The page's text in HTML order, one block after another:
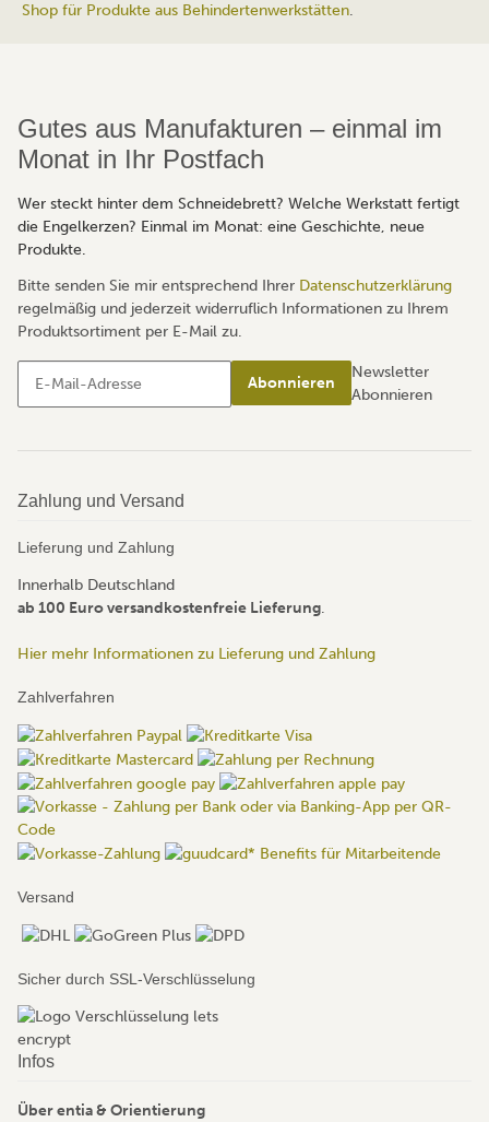
Shop für Produkte aus Behindertenwerkstätten.
Gutes aus Manufakturen – einmal im
Monat in Ihr Postfach
Wer steckt hinter dem Schneidebrett? Welche Werkstatt fertigt
die Engelkerzen? Einmal im Monat: eine Geschichte, neue
Produkte.
Bitte senden Sie mir entsprechend Ihrer Datenschutzerklärung
regelmäßig und jederzeit widerruflich Informationen zu Ihrem
Produktsortiment per E-Mail zu.
Abonnieren
Newsletter
Abonnieren
Zahlung und Versand
Lieferung und Zahlung
Innerhalb Deutschland
ab 100 Euro versandkostenfreie Lieferung.
Hier mehr Informationen zu Lieferung und Zahlung
Zahlverfahren
Versand
Sicher durch SSL-Verschlüsselung
Infos
Über entia & Orientierung